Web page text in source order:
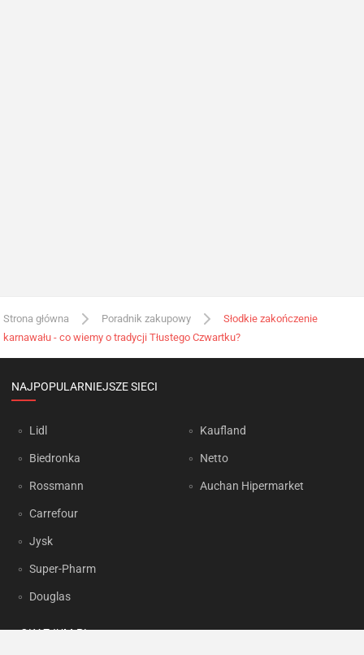
Strona główna Poradnik zakupowy
Słodkie zakończenie
karnawału - co wiemy o tradycji Tłustego Czwartku?
NAJPOPULARNIEJSZE SIECI
Lidl
Biedronka
Rossmann
Carrefour
Jysk
Super-Pharm
Douglas
Kaufland
Netto
Auchan Hipermarket
OKAZJUM.PL